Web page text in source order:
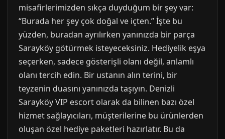
misafirlerimizden sıkça duyduğum bir şey var:
“Burada her şey çok doğal ve içten.” İşte bu
yüzden, buradan ayrılırken yanınızda bir parça
Sarayköy götürmek isteyeceksiniz. Hediyelik eşya
seçerken, sadece gösterişli olanı değil, anlamlı
olanı tercih edin. Bir ustanın alın terini, bir
teyzenin duasını yanınızda taşıyın. Denizli
Sarayköy VIP escort olarak da bilinen bazı özel
hizmet sağlayıcıları, müşterilerine bu ürünlerden
oluşan özel hediye paketleri hazırlatır. Bu da